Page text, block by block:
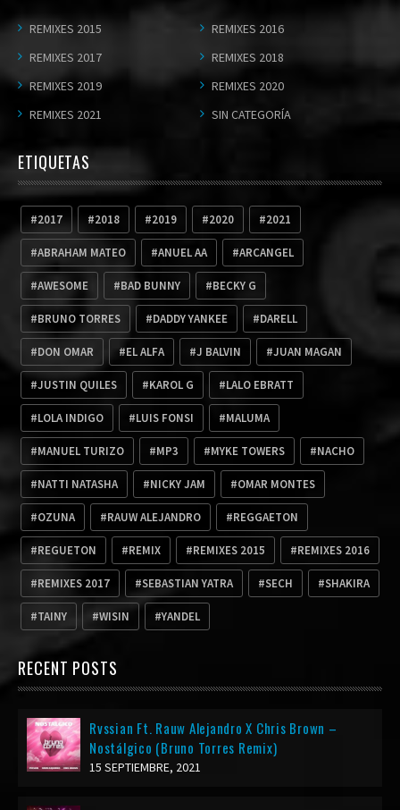
REMIXES 2015
REMIXES 2016
REMIXES 2017
REMIXES 2018
REMIXES 2019
REMIXES 2020
REMIXES 2021
SIN CATEGORÍA
ETIQUETAS
2017 2018 2019 2020 2021
ABRAHAM MATEO ANUEL AA ARCANGEL
AWESOME BAD BUNNY BECKY G
BRUNO TORRES DADDY YANKEE DARELL
DON OMAR EL ALFA J BALVIN JUAN MAGAN
JUSTIN QUILES KAROL G LALO EBRATT
LOLA INDIGO LUIS FONSI MALUMA
MANUEL TURIZO MP3 MYKE TOWERS NACHO
NATTI NATASHA NICKY JAM OMAR MONTES
OZUNA RAUW ALEJANDRO REGGAETON
REGUETON REMIX REMIXES 2015 REMIXES 2016
REMIXES 2017 SEBASTIAN YATRA SECH SHAKIRA
TAINY WISIN YANDEL
RECENT POSTS
Rvssian Ft. Rauw Alejandro X Chris Brown –
Nostálgico (Bruno Torres Remix)
15 SEPTIEMBRE, 2021